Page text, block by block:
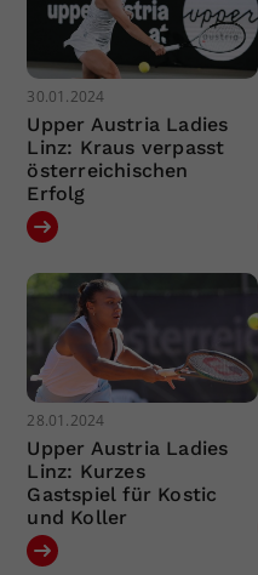
30.01.2024
Upper Austria Ladies
Linz: Kraus verpasst
österreichischen
Erfolg
28.01.2024
Upper Austria Ladies
Linz: Kurzes
Gastspiel für Kostic
und Koller